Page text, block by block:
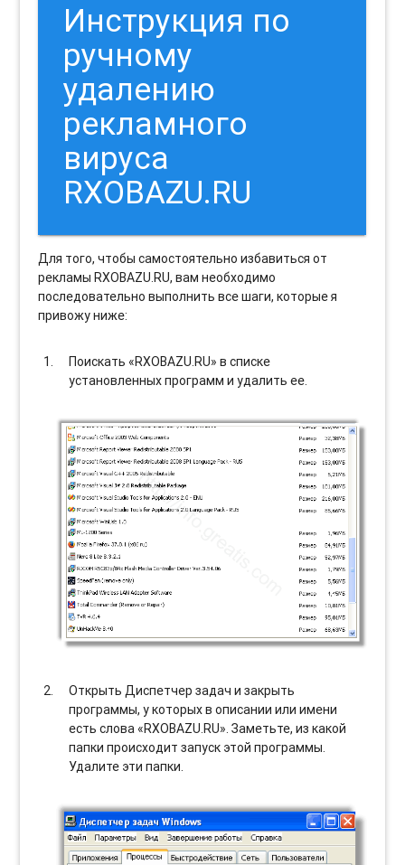
Инструкция по
ручному
удалению
рекламного
вируса
RXOBAZU.RU
Для того, чтобы самостоятельно избавиться от
рекламы RXOBAZU.RU, вам необходимо
последовательно выполнить все шаги, которые я
привожу ниже:
Поискать «RXOBAZU.RU» в списке
установленных программ и удалить ее.
Открыть Диспетчер задач и закрыть
программы, у которых в описании или имени
есть слова «RXOBAZU.RU». Заметьте, из какой
папки происходит запуск этой программы.
Удалите эти папки.